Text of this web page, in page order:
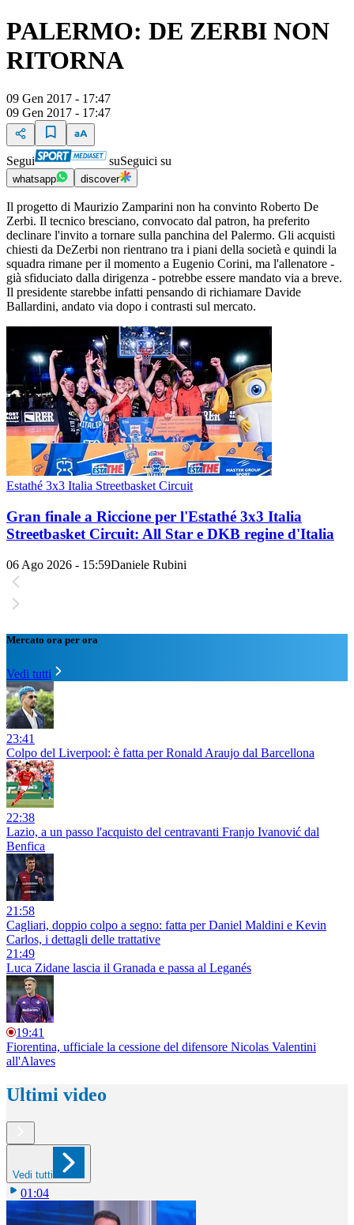
PALERMO: DE ZERBI NON
RITORNA
09 Gen 2017 - 17:47
09 Gen 2017 - 17:47
Segui suSeguici su
whatsapp discover
Il progetto di Maurizio Zamparini non ha convinto Roberto De
Zerbi. Il tecnico bresciano, convocato dal patron, ha preferito
declinare l'invito a tornare sulla panchina del Palermo. Gli acquisti
chiesti da DeZerbi non rientrano tra i piani della società e quindi la
squadra rimane per il momento a Eugenio Corini, ma l'allenatore -
già sfiduciato dalla dirigenza - potrebbe essere mandato via a breve.
Il presidente starebbe infatti pensando di richiamare Davide
Ballardini, andato via dopo i contrasti sul mercato.
Estathé 3x3 Italia Streetbasket Circuit
Gran finale a Riccione per l'Estathé 3x3 Italia
Streetbasket Circuit: All Star e DKB regine d'Italia
06 Ago 2026 - 15:59Daniele Rubini
Mercato ora per ora
Vedi tutti
23:41
Colpo del Liverpool: è fatta per Ronald Araujo dal Barcellona
22:38
Lazio, a un passo l'acquisto del centravanti Franjo Ivanović dal
Benfica
21:58
Cagliari, doppio colpo a segno: fatta per Daniel Maldini e Kevin
Carlos, i dettagli delle trattative
21:49
Luca Zidane lascia il Granada e passa al Leganés
19:41
Fiorentina, ufficiale la cessione del difensore Nicolas Valentini
all'Alaves
Ultimi video
Vedi tutti
01:04